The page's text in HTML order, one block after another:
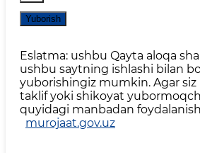
Yuborish
Eslatma: ushbu Qayta aloqa
ushbu saytning ishlashi bilan
yuborishingiz mumkin. Agar siz
taklif yoki shikoyat
quyidagi manbadan
murojaat.gov.uz